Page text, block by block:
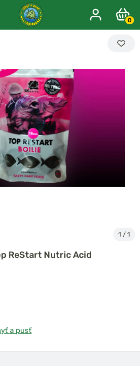
0
1 / 1
ReStart Nutric Acid
a pusť